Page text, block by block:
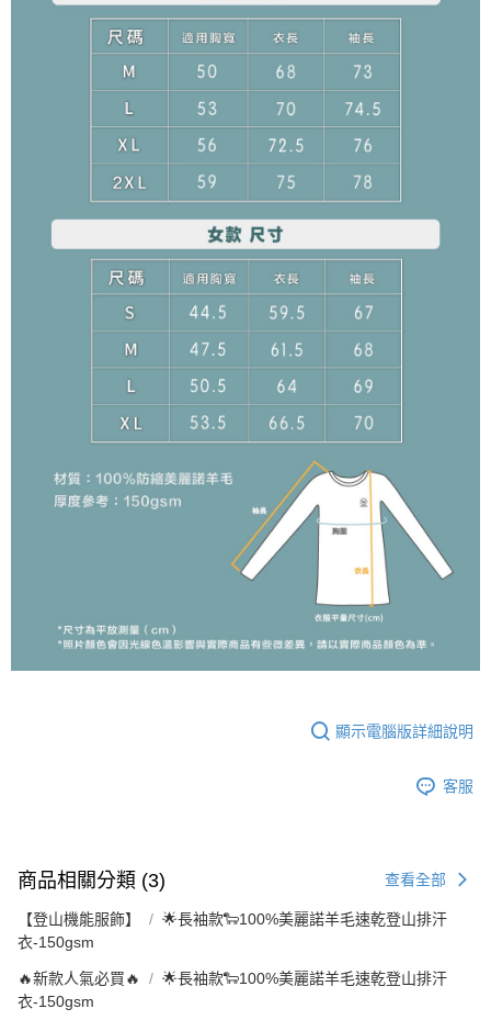
顯示電腦版詳細說明
客服
商品相關分類 (3) 查看全部
【登山機能服飾】
🌟長袖款🐑100%美麗諾羊毛速乾登山排汗
衣-150gsm
🔥新款人氣必買🔥
🌟長袖款🐑100%美麗諾羊毛速乾登山排汗
衣-150gsm